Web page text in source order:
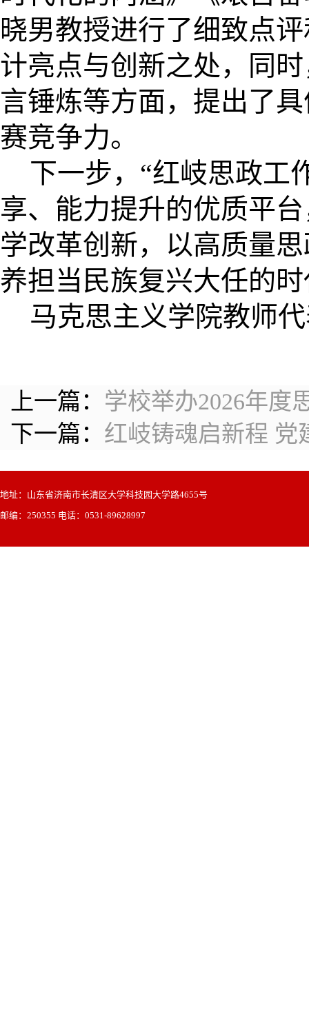
晓男教授进行了细致点
计亮点与创新之处，同
言锤炼等方面，提出了
赛竞争力。
下一步，“红岐思政工
享、能力提升的优质平
学改革创新，以高质量
养担当民族复兴大任的
马克思主义学院教师
上一篇： 学校举办2026年度
下一篇： 红岐铸魂启新程
地址：山东省济南市长清区大学科技园大学路4655号
邮编：250355 电话：0531-89628997